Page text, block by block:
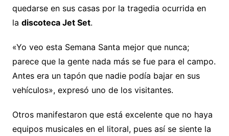
quedarse en sus casas por la tragedia ocurrida en
la discoteca Jet Set.
«Yo veo esta Semana Santa mejor que nunca;
parece que la gente nada más se fue para el campo.
Antes era un tapón que nadie podía bajar en sus
vehículos», expresó uno de los visitantes.
Otros manifestaron que está excelente que no haya
equipos musicales en el litoral, pues así se siente la